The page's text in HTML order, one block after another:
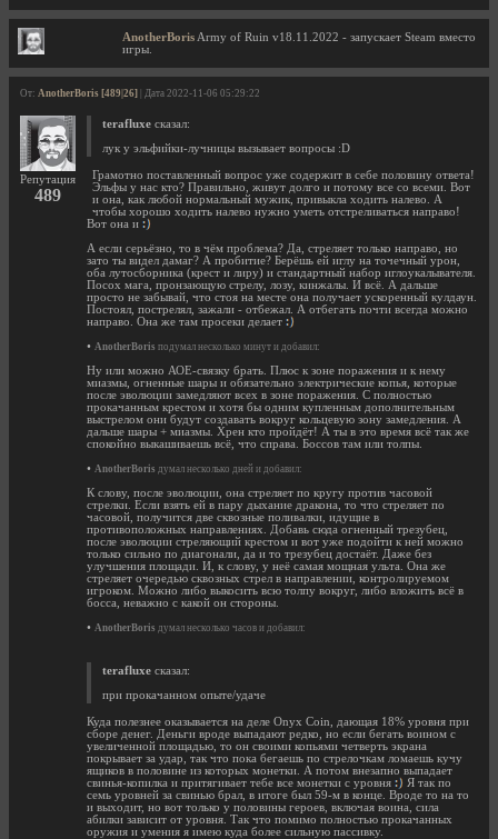
AnotherBoris Army of Ruin v18.11.2022 - запускает Steam вместо
игры.
От: AnotherBoris [489|26] | Дата 2022-11-06 05:29:22
Репутация
489
terafluxe сказал:
лук у эльфийки-лучницы вызывает вопросы :D
Грамотно поставленный вопрос уже содержит в себе половину ответа!
Эльфы у нас кто? Правильно, живут долго и потому все со всеми. Вот
и она, как любой нормальный мужик, привыкла ходить налево. А
чтобы хорошо ходить налево нужно уметь отстреливаться направо!
Вот она и
А если серьёзно, то в чём проблема? Да, стреляет только направо, но
зато ты видел дамаг? А пробитие? Берёшь ей иглу на точечный урон,
оба лутосборника (крест и лиру) и стандартный набор иглоукалывателя.
Посох мага, пронзающую стрелу, лозу, кинжалы. И всё. А дальше
просто не забывай, что стоя на месте она получает ускоренный кулдаун.
Постоял, пострелял, зажали - отбежал. А отбегать почти всегда можно
направо. Она же там просеки делает
• AnotherBoris подумал несколько минут и добавил:
Ну или можно АОЕ-связку брать. Плюс к зоне поражения и к нему
миазмы, огненные шары и обязательно электрические копья, которые
после эволюции замедляют всех в зоне поражения. С полностью
прокачанным крестом и хотя бы одним купленным дополнительным
выстрелом они будут создавать вокруг кольцевую зону замедления. А
дальше шары + миазмы. Хрен кто пройдёт! А ты в это время всё так же
спокойно выкашиваешь всё, что справа. Боссов там или толпы.
• AnotherBoris думал несколько дней и добавил:
К слову, после эволюции, она стреляет по кругу против часовой
стрелки. Если взять ей в пару дыхание дракона, то что стреляет по
часовой, получится две сквозные поливалки, идущие в
противоположных направлениях. Добавь сюда огненный трезубец,
после эволюции стреляющий крестом и вот уже подойти к ней можно
только сильно по диагонали, да и то трезубец достаёт. Даже без
улучшения площади. И, к слову, у неё самая мощная ульта. Она же
стреляет очередью сквозных стрел в направлении, контролируемом
игроком. Можно либо выкосить всю толпу вокруг, либо вложить всё в
босса, неважно с какой он стороны.
• AnotherBoris думал несколько часов и добавил:
terafluxe сказал:
при прокачанном опыте/удаче
Куда полезнее оказывается на деле Onyx Coin, дающая 18% уровня при
сборе денег. Деньги вроде выпадают редко, но если бегать воином с
увеличенной площадью, то он своими копьями четверть экрана
покрывает за удар, так что пока бегаешь по стрелочкам ломаешь кучу
ящиков в половине из которых монетки. А потом внезапно выпадает
свинья-копилка и притягивает тебе все монетки с уровня
Я так по
семь уровней за свинью брал, в итоге был 59-м в конце. Вроде то на то
и выходит, но вот только у половины героев, включая воина, сила
абилки зависит от уровня. Так что помимо полностью прокачанных
оружия и умения я имею куда более сильную пассивку.